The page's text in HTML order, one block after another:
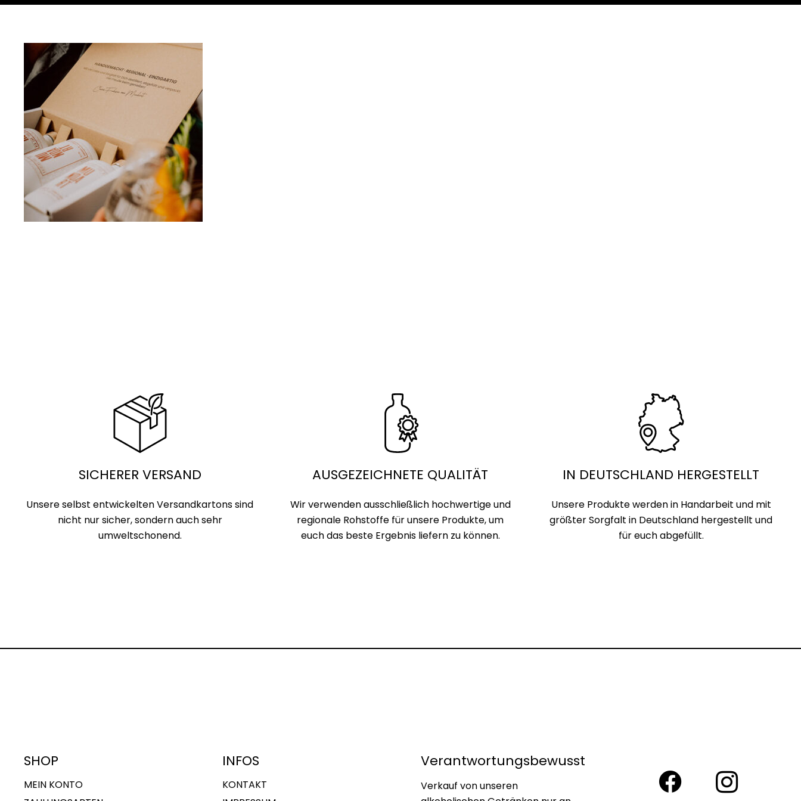
SICHERER VERSAND
Unsere selbst entwickelten Versandkartons sind
nicht nur sicher, sondern auch sehr
umweltschonend.
AUSGEZEICHNETE QUALITÄT
Wir verwenden ausschließlich hochwertige und
regionale Rohstoffe für unsere Produkte, um
euch das beste Ergebnis liefern zu können.
IN DEUTSCHLAND HERGESTELLT
Unsere Produkte werden in Handarbeit und mit
größter Sorgfalt in Deutschland hergestellt und
für euch abgefüllt.
SHOP
MEIN KONTO
INFOS
KONTAKT
Verantwortungsbewusst
Verkauf von unseren